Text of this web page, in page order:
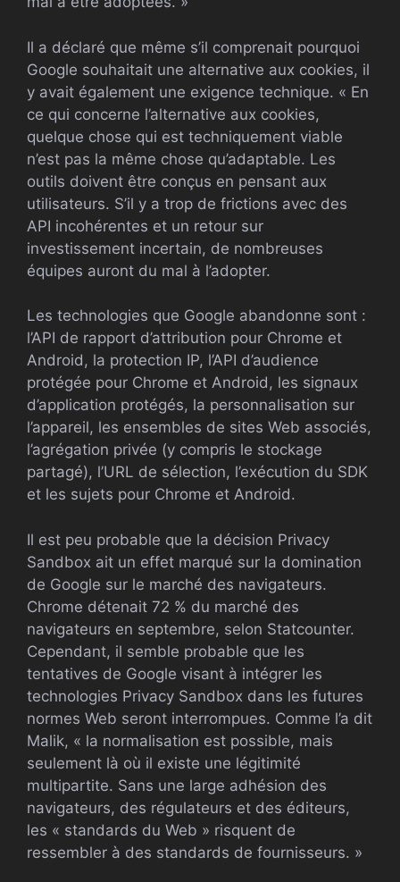
Il a déclaré que même s’il comprenait pourquoi
Google souhaitait une alternative aux cookies, il
y avait également une exigence technique. « En
ce qui concerne l’alternative aux cookies,
quelque chose qui est techniquement viable
n’est pas la même chose qu’adaptable. Les
outils doivent être conçus en pensant aux
utilisateurs. S’il y a trop de frictions avec des
API incohérentes et un retour sur
investissement incertain, de nombreuses
équipes auront du mal à l’adopter.
Les technologies que Google abandonne sont :
l’API de rapport d’attribution pour Chrome et
Android, la protection IP, l’API d’audience
protégée pour Chrome et Android, les signaux
d’application protégés, la personnalisation sur
l’appareil, les ensembles de sites Web associés,
l’agrégation privée (y compris le stockage
partagé), l’URL de sélection, l’exécution du SDK
et les sujets pour Chrome et Android.
Il est peu probable que la décision Privacy
Sandbox ait un effet marqué sur la domination
de Google sur le marché des navigateurs.
Chrome détenait 72 % du marché des
navigateurs en septembre, selon Statcounter.
Cependant, il semble probable que les
tentatives de Google visant à intégrer les
technologies Privacy Sandbox dans les futures
normes Web seront interrompues. Comme l’a dit
Malik, « la normalisation est possible, mais
seulement là où il existe une légitimité
multipartite. Sans une large adhésion des
navigateurs, des régulateurs et des éditeurs,
les « standards du Web » risquent de
ressembler à des standards de fournisseurs. »